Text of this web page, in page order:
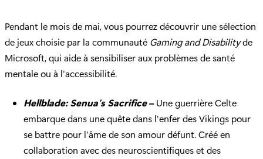
Pendant le mois de mai, vous pourrez découvrir une sélection
de jeux choisie par la communauté Gaming and Disabilityde
Microsoft, qui aide à sensibiliser aux problèmes de santé
mentale ou à l'accessibilité.
Hellblade: Senua’s Sacrifice–Une guerrière Celte
embarque dans une quête dans l'enfer des Vikings pour
se battre pour l'âme de son amour défunt. Créé en
collaboration avec des neuroscientifiques et des